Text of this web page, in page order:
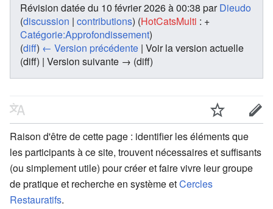
Révision datée du 10 février 2026 à 00:38 parDieudo
(discussion | contributions) (HotCatsMulti : +
Catégorie:Approfondissement)
(diff) ← Version précédente | Voir la version actuelle
(diff) | Version suivante → (diff)
Raison d'être de cette page : identifier les éléments que
les participants à ce site, trouvent nécessaires et suffisants
(ou simplement utile) pour créer et faire vivre leur groupe
de pratique et recherche en système etCercles
Restauratifs.